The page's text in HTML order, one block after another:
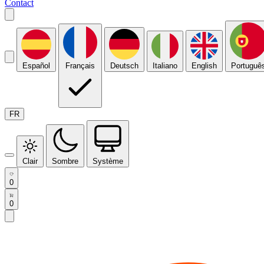
Contact
Español Français Deutsch Italiano English
FR
Clair Sombre Système
0
0